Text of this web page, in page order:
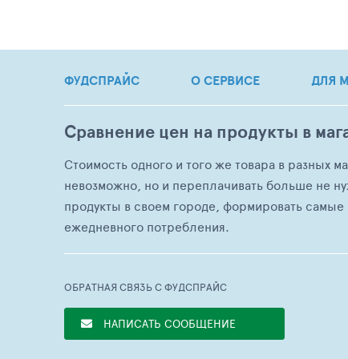
ФУДСПРАЙС О СЕРВИСЕ ДЛЯ
Сравнение цен на продукты в
Стоимость одного и того же товара в разных
невозможно, но и переплачивать больше не
продукты в своем городе, формировать
ежедневного потребления.
ОБРАТНАЯ СВЯЗЬ С ФУДСПРАЙС
НАПИСАТЬ СООБЩЕНИЕ